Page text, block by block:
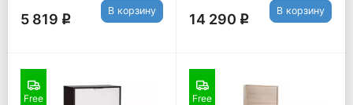
5 819 q
В корзину
14 290 q
В корзину
Free Free